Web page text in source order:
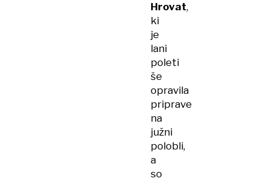
Hrovat,
ki
je
lani
poleti
še
opravila
priprave
na
južni
polobli,
a
so